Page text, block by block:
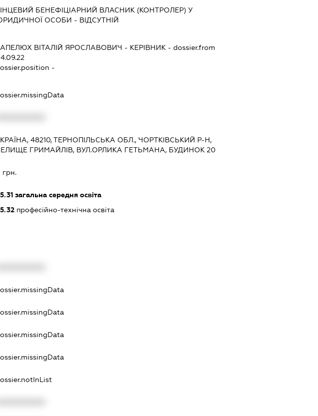
БЕНЕФІЦІАРНИЙ ВЛАСНИК (КОНТРОЛЕР) У
ОСОБИ - ВІДСУТНІЙ
ВІТАЛІЙ ЯРОСЛАВОВИЧ - КЕРІВНИК - dossier.from
-
48210, ТЕРНОПІЛЬСЬКА ОБЛ., ЧОРТКІВСЬКИЙ Р-Н,
ГРИМАЙЛІВ, ВУЛ.ОРЛИКА ГЕТЬМАНА, БУДИНОК 20
грн.
загальна середня освіта
професійно-технічна освіта